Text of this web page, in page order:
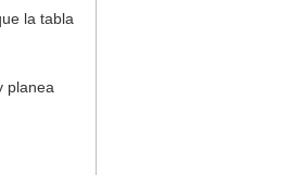
la tabla
planea